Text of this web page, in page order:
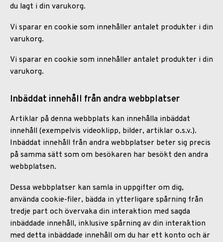
du lagt i din varukorg.
Vi sparar en cookie som innehåller antalet produkter i din
varukorg.
Vi sparar en cookie som innehåller antalet produkter i din
varukorg.
Inbäddat innehåll från andra webbplatser
Artiklar på denna webbplats kan innehålla inbäddat
innehåll (exempelvis videoklipp, bilder, artiklar o.s.v.).
Inbäddat innehåll från andra webbplatser beter sig precis
på samma sätt som om besökaren har besökt den andra
webbplatsen.
Dessa webbplatser kan samla in uppgifter om dig,
använda cookie-filer, bädda in ytterligare spårning från
tredje part och övervaka din interaktion med sagda
inbäddade innehåll, inklusive spårning av din interaktion
med detta inbäddade innehåll om du har ett konto och är